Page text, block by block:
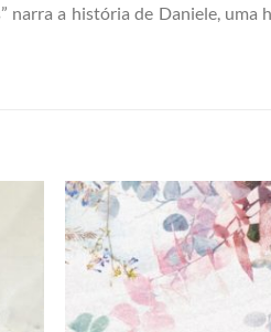
narra a história de Daniele, uma